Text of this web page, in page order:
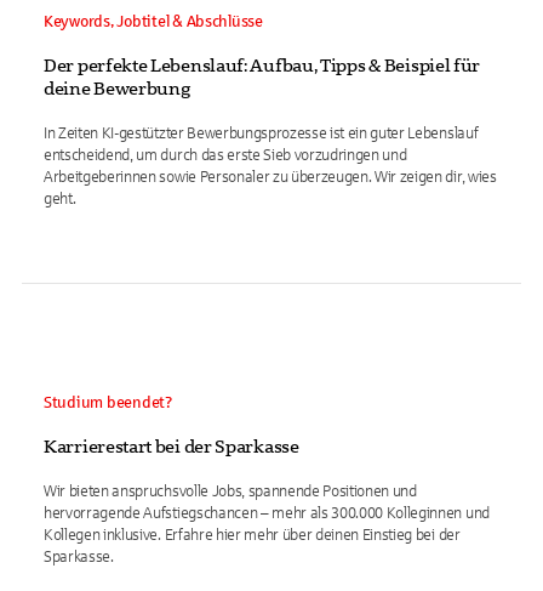
Keywords, Jobtitel & Abschlüsse
Der perfekte Lebenslauf: Aufbau, Tipps & Beispiel für
deine Bewerbung
In Zeiten KI-gestützter Bewerbungsprozesse ist ein guter Lebenslauf
entscheidend, um durch das erste Sieb vorzudringen und
Arbeitgeberinnen sowie Personaler zu überzeugen. Wir zeigen dir, wies
geht.
Studium beendet?
Karrierestart bei der Sparkasse
Wir bieten anspruchsvolle Jobs, spannende Positionen und
hervorragende Aufstiegschancen – mehr als 300.000 Kolleginnen und
Kollegen inklusive. Erfahre hier mehr über deinen Einstieg bei der
Sparkasse.